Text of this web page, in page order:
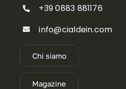
+39 0883 881176
info@cialdein.com
Chi siamo
Magazine